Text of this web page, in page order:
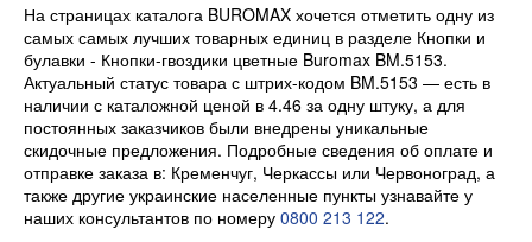
На страницах каталога BUROMAX хочется отметить одну из
самых самых лучших товарных единиц в разделе Кнопки и
булавки - Кнопки-гвоздики цветные Buromax BM.5153.
Актуальный статус товара с штрих-кодом BM.5153 — есть в
наличии с каталожной ценой в 4.46 за одну штуку, а для
постоянных заказчиков были внедрены уникальные
скидочные предложения. Подробные сведения об оплате и
отправке заказа в: Кременчуг, Черкассы или Червоноград, а
также другие украинские населенные пункты узнавайте у
наших консультантов по номеру 0800 213 122.